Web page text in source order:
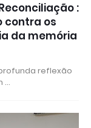
:
contra os
da memória
reflexão
…